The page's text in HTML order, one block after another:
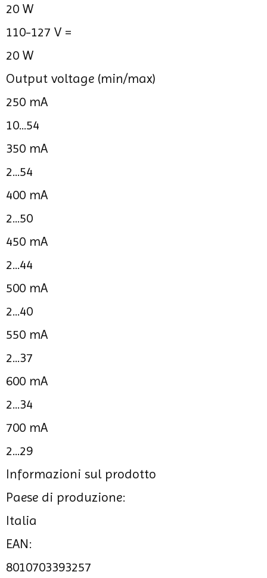
20 W
110-127 V =
20 W
Output voltage (min/max)
250 mA
10...54
350 mA
2...54
400 mA
2...50
450 mA
2...44
500 mA
2...40
550 mA
2...37
600 mA
2...34
700 mA
2...29
Informazioni sul prodotto
Paese di produzione:
Italia
EAN:
8010703393257